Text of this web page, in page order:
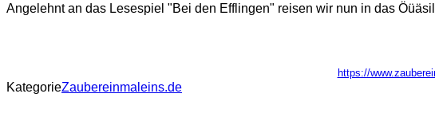
Angelehnt an das Lesespiel "Bei den Efflingen" reisen wir nun in das
https://
KategorieZaubereinmaleins.de